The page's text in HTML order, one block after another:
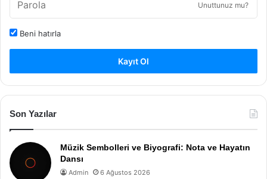
Unuttunuz mu?
Beni hatırla
Kayıt Ol
Son Yazılar
Müzik Sembolleri ve Biyografi: Nota ve Hayatın
Dansı
Admin 6 Ağustos 2026